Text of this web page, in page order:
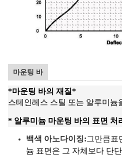
마운팅 바
*마운팅 바의 재질*
스테인레스 스틸 또는 알루미늄
* 알루미늄 마운팅 바의 표면 처
백색 아노다이징:그만큼표
늄 표면은 그 자체보다 단